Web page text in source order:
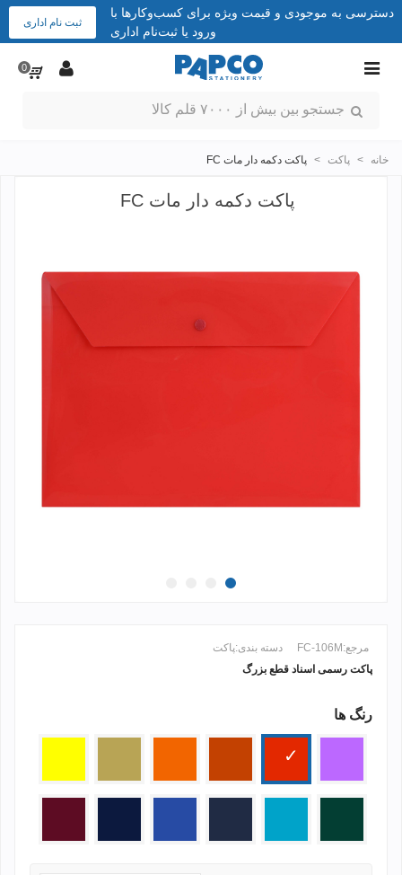
دسترسی به موجودی و قیمت ویژه برای کسب‌وکارها با
ورود یا ثبت‌نام اداری
ثبت نام اداری
0
خانه > پاکت > پاکت دکمه دار مات FC
پاکت دکمه دار مات FC
مرجع: FC-106M دسته بندی:پاکت
پاکت رسمی اسناد قطع بزرگ
ادامه مطلب +
رنگ ها